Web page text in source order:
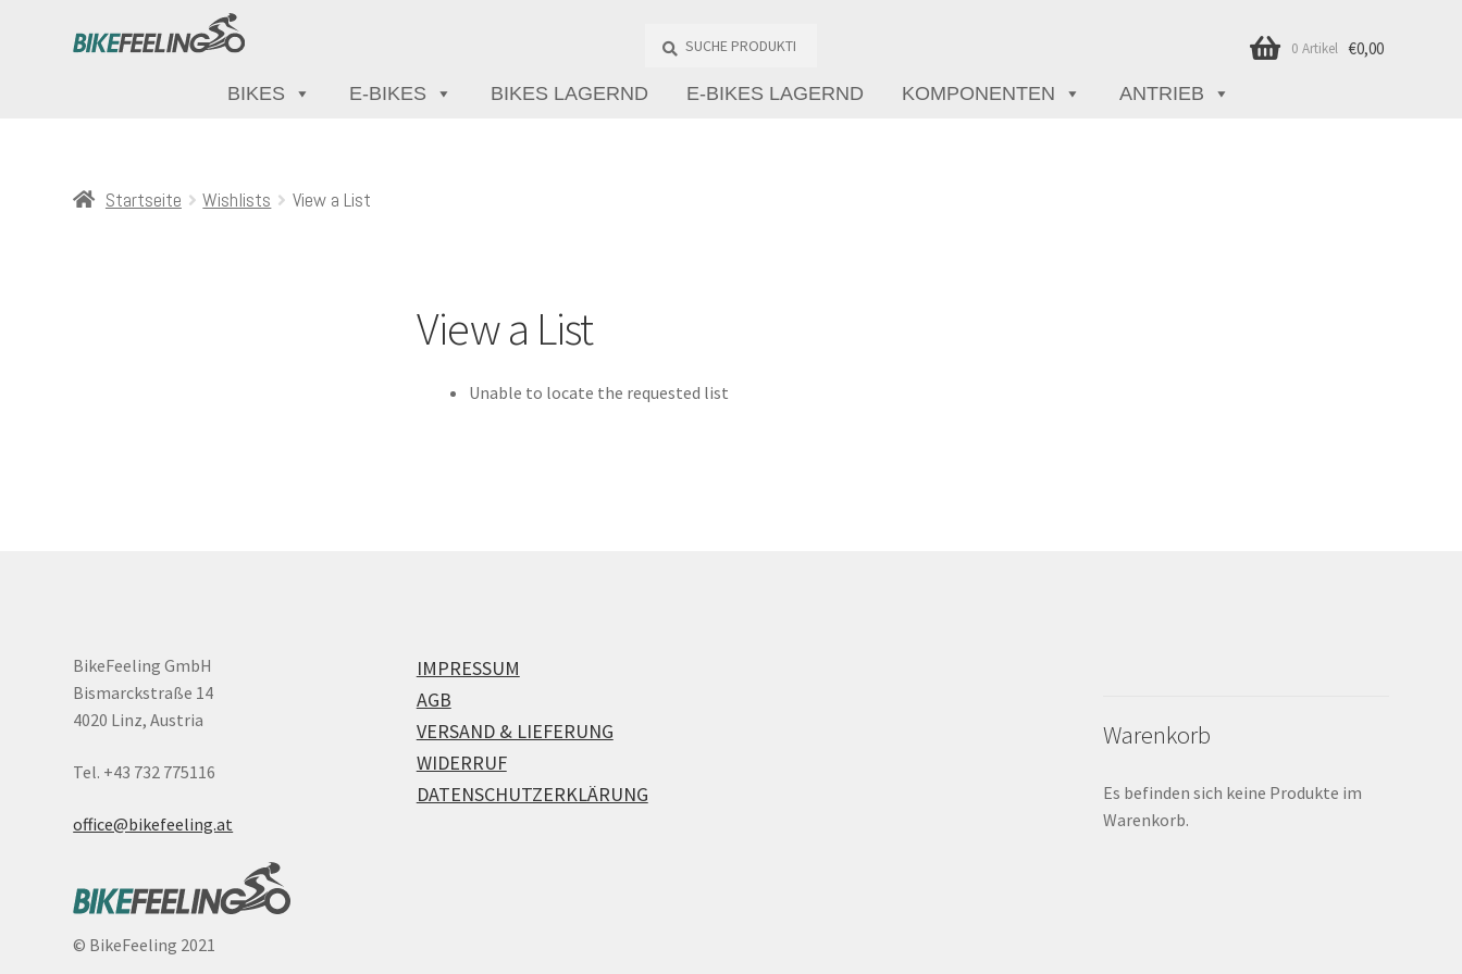
Produkte
€0,00
0 Artikel
BIKES E-BIKES BIKES LAGERND E-BIKES LAGERND KOMPONENTEN ANTRIEB
Startseite Wishlists View a List
View a List
Unable to locate the requested list
BikeFeeling GmbH
Bismarckstraße 14
4020 Linz, Austria
Tel. +43 732 775116
office@bikefeeling.at
© BikeFeeling 2021
IMPRESSUM
AGB
VERSAND & LIEFERUNG
WIDERRUF
DATENSCHUTZERKLÄRUNG
Warenkorb
Es befinden sich keine Produkte im
Warenkorb.